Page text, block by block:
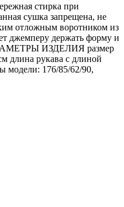
стирка при
сушка запрещена, не
отложным воротником из
джемперу держать форму и
ИЗДЕЛИЯ размер
длина рукава с длиной
модели: 176/85/62/90,